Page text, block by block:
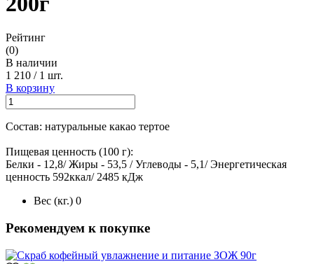
Рейтинг
(0)
В наличии
1 210 / 1 шт.
В корзину
Состав: натуральные какао тертое
Пищевая ценность (100 г):
Белки - 12,8/ Жиры - 53,5 / Углеводы - 5,1/ Энергетическая
ценность 592ккал/ 2485 кДж
Вес (кг.) 0
Рекомендуем к покупке